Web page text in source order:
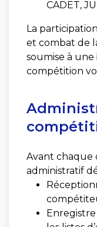
CADET,
La
et combat de
soumise à
compétition
Avant chaque
administratif